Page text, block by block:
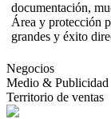
documentación,
Área y protección
grandes y éxito
Negocios
Medio & Publicidad
Territorio de ventas